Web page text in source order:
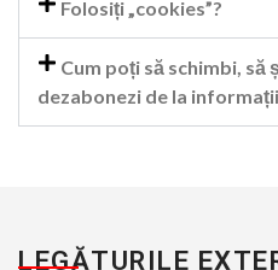
Folosiți „cookies”?
Cum poți să schimbi, să
dezabonezi de la
LEGĂTURILE